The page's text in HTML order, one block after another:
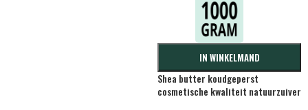
IN WINKELMAND
Shea butter koudgeperst
cosmetische kwaliteit natuurzuiver